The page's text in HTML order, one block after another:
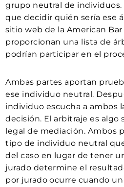
grupo neutral de
que decidir quién sería ese
sitio web de la American
proporcionan una lista de
podrían participar en el
Ambas partes aportan
ese individuo neutral.
individuo escucha a ambos
decisión. El arbitraje es algo
legal de mediación. Ambos
tipo de individuo neutral
del caso en lugar de tener
jurado determine el
por jurado ocurre cuando